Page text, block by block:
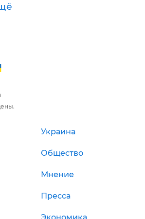
Украина
Общество
Мнение
Пресса